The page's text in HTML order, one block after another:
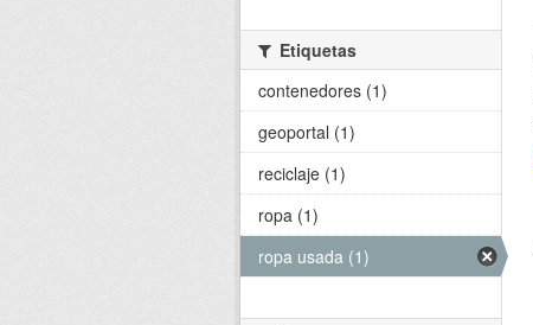
Etiquetas
contenedores (1)
geoportal (1)
reciclaje (1)
ropa (1)
ropa usada (1)